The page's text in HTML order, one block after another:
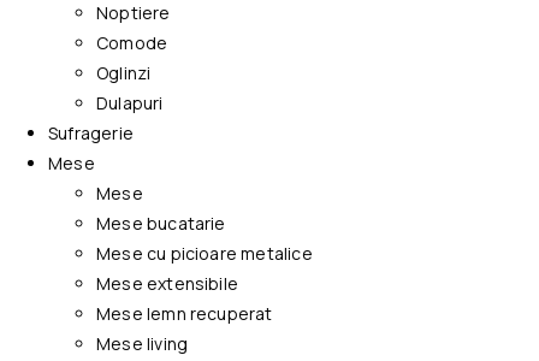
Noptiere
Comode
Oglinzi
Dulapuri
Sufragerie
Mese
Mese
Mese bucatarie
Mese cu picioare metalice
Mese extensibile
Mese lemn recuperat
Mese living